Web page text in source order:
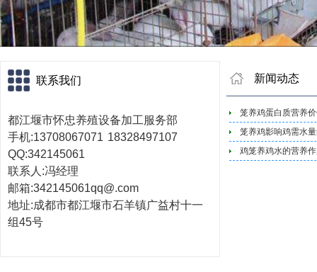
联系我们
都江堰市怀忠养殖设备加工服务部
手机:13708067071 18328497107
QQ:342145061
联系人:冯经理
邮箱:342145061qq@.com
地址:成都市都江堰市石羊镇广益村十一
组45号
新闻动态
笼养鸡蛋白质营养
笼养鸡影响鸡需水
鸡笼养鸡水的营养